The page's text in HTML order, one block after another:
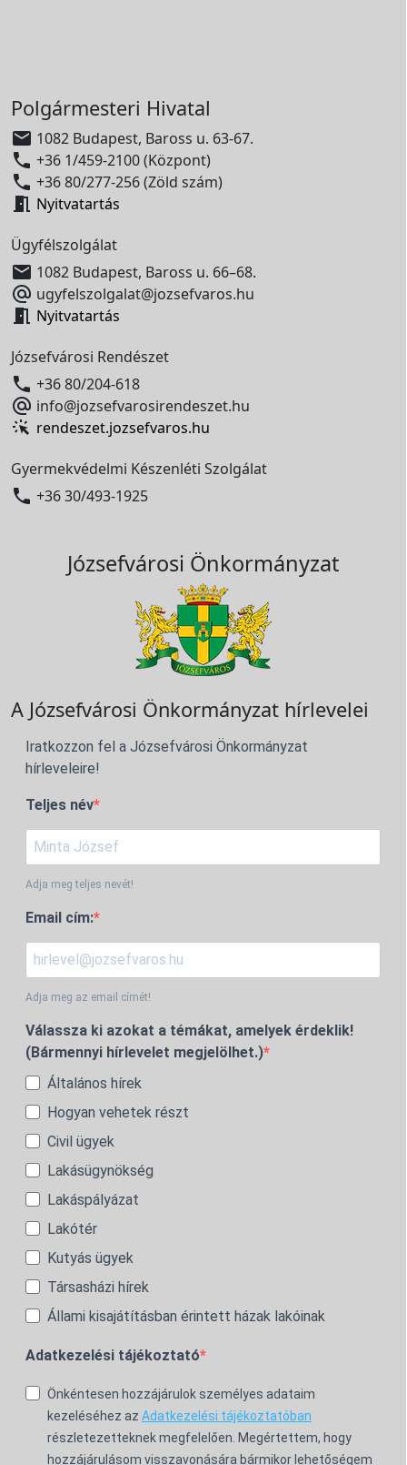
Polgármesteri Hivatal
 1082 Budapest, Baross u. 63-67.
 +36 1/459-2100 (Központ)
 +36 80/277-256 (Zöld szám)
 Nyitvatartás
Ügyfélszolgálat
 1082 Budapest, Baross u. 66–68.
 ugyfelszolgalat@jozsefvaros.hu
 Nyitvatartás
Józsefvárosi Rendészet
 +36 80/204-618
 info@jozsefvarosirendeszet.hu
rendeszet.jozsefvaros.hu
Gyermekvédelmi Készenléti Szolgálat
 +36 30/493-1925
Józsefvárosi Önkormányzat
A Józsefvárosi Önkormányzat hírlevelei
Iratkozzon fel a Józsefvárosi Önkormányzat
hírleveleire!
Teljes név
Adja meg teljes nevét!
Email cím:
Adja meg az email címét!
Válassza ki azokat a témákat, amelyek érdeklik!
(Bármennyi hírlevelet megjelölhet.)
Általános hírek
Hogyan vehetek részt
Civil ügyek
Lakásügynökség
Lakáspályázat
Lakótér
Kutyás ügyek
Társasházi hírek
Állami kisajátításban érintett házak lakóinak
Adatkezelési tájékoztató
Önkéntesen hozzájárulok személyes adataim
kezeléséhez az Adatkezelési tájékoztatóban
részletezetteknek megfelelően. Megértettem, hogy
hozzájárulásom visszavonására bármikor lehetőségem